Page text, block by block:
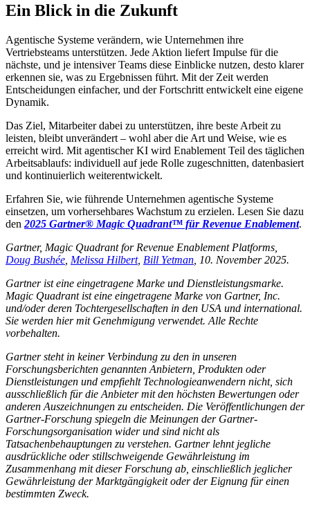
Ein Blick in die Zukunft
Agentische Systeme verändern, wie Unternehmen ihre
Vertriebsteams unterstützen. Jede Aktion liefert Impulse für die
nächste, und je intensiver Teams diese Einblicke nutzen, desto klarer
erkennen sie, was zu Ergebnissen führt. Mit der Zeit werden
Entscheidungen einfacher, und der Fortschritt entwickelt eine eigene
Dynamik.
Das Ziel, Mitarbeiter dabei zu unterstützen, ihre beste Arbeit zu
leisten, bleibt unverändert – wohl aber die Art und Weise, wie es
erreicht wird. Mit agentischer KI wird Enablement Teil des täglichen
Arbeitsablaufs: individuell auf jede Rolle zugeschnitten, datenbasiert
und kontinuierlich weiterentwickelt.
Erfahren Sie, wie führende Unternehmen agentische Systeme
einsetzen, um vorhersehbares Wachstum zu erzielen. Lesen Sie dazu
den 2025 Gartner® Magic Quadrant™ für Revenue Enablement.
Gartner, Magic Quadrant for Revenue Enablement Platforms,
Doug Bushée Melissa Hilbert, Bill Yetman , 10. November 2025.
Gartner ist eine eingetragene Marke und Dienstleistungsmarke.
Magic Quadrant ist eine eingetragene Marke von Gartner, Inc.
und/oder deren Tochtergesellschaften in den USA und international.
Sie werden hier mit Genehmigung verwendet. Alle Rechte
vorbehalten.
Gartner steht in keiner Verbindung zu den in unseren
Forschungsberichten genannten Anbietern, Produkten oder
Dienstleistungen und empfiehlt Technologieanwendern nicht, sich
ausschließlich für die Anbieter mit den höchsten Bewertungen oder
anderen Auszeichnungen zu entscheiden. Die Veröffentlichungen der
Gartner-Forschung spiegeln die Meinungen der Gartner-
Forschungsorganisation wider und sind nicht als
Tatsachenbehauptungen zu verstehen. Gartner lehnt jegliche
ausdrückliche oder stillschweigende Gewährleistung im
Zusammenhang mit dieser Forschung ab, einschließlich jeglicher
Gewährleistung der Marktgängigkeit oder der Eignung für einen
bestimmten Zweck.